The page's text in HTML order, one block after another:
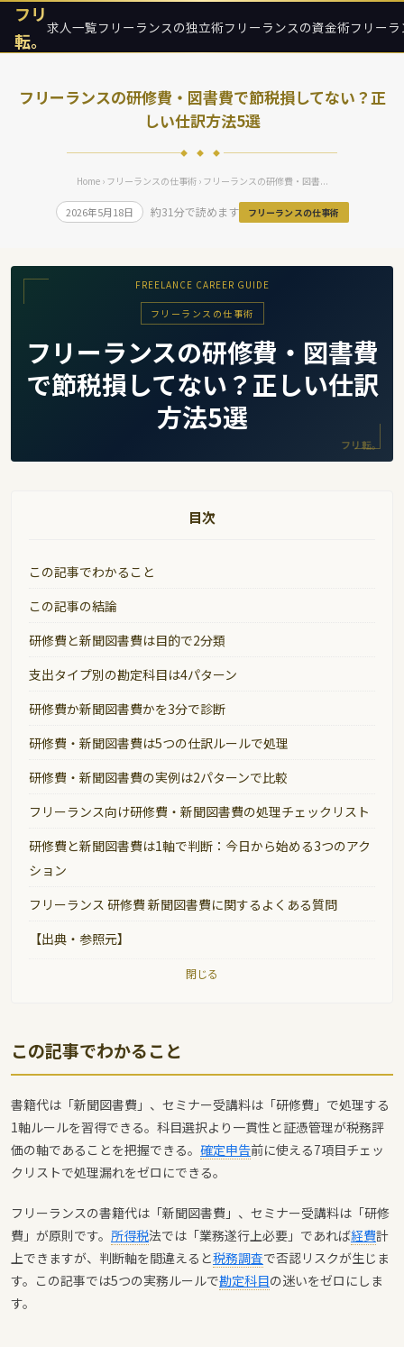
フリ
転。
求人一覧フリーランスの独立術フリーランスの資金術フリー
フリーランスの研修費・図書費で節税損してない？正
しい仕訳方法5選
◆ ◆ ◆
Home› フリーランスの仕事術› フリーランスの研修費・図書...
2026年5月18日 約31分で読めます フリーランスの仕事術
FREELANCE CAREER GUIDE
フリーランスの仕事術
フリーランスの研修費・図書費
で節税損してない？正しい仕訳
方法5選
フリ転。
目次
この記事でわかること
この記事の結論
研修費と新聞図書費は目的で2分類
支出タイプ別の勘定科目は4パターン
研修費か新聞図書費かを3分で診断
研修費・新聞図書費は5つの仕訳ルールで処理
研修費・新聞図書費の実例は2パターンで比較
フリーランス向け研修費・新聞図書費の処理チェックリスト
研修費と新聞図書費は1軸で判断：今日から始める3つのアク
ション
フリーランス 研修費 新聞図書費に関するよくある質問
【出典・参照元】
閉じる
この記事でわかること
書籍代は「新聞図書費」、セミナー受講料は「研修費」で処理する
1軸ルールを習得できる。科目選択より一貫性と証憑管理が税務評
価の軸であることを把握できる。 確定申告前に使える7項目チェッ
クリストで処理漏れをゼロにできる。
フリーランスの書籍代は「新聞図書費」、セミナー受講料は「研修
費」が原則です。 所得税法では「業務遂行上必要」であれば経費計
上できますが、判断軸を間違えると税務調査で否認リスクが生じま
す。この記事では5つの実務ルールで勘定科目の迷いをゼロにしま
す。